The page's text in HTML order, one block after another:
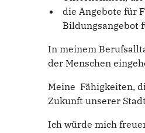
die Angebote für
Bildungsangebot
In meinem
der Menschen
Meine Fähigkeiten,
Zukunft unserer
Ich würde mich